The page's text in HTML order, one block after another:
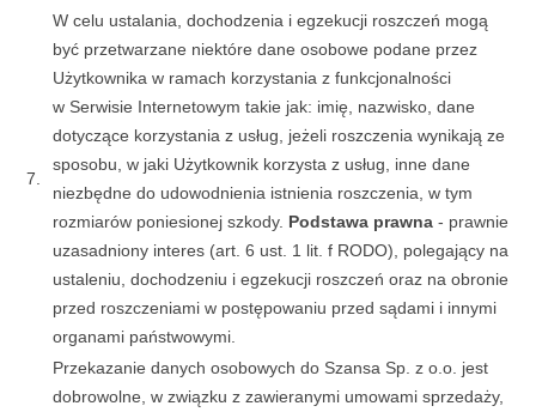
7.
W celu ustalania, dochodzenia i egzekucji roszczeń mogą
być przetwarzane niektóre dane osobowe podane przez
Użytkownika w ramach korzystania z funkcjonalności
w Serwisie Internetowym takie jak: imię, nazwisko, dane
dotyczące korzystania z usług, jeżeli roszczenia wynikają ze
sposobu, w jaki Użytkownik korzysta z usług, inne dane
niezbędne do udowodnienia istnienia roszczenia, w tym
rozmiarów poniesionej szkody. Podstawa prawna - prawnie
uzasadniony interes (art. 6 ust. 1 lit. f RODO), polegający na
ustaleniu, dochodzeniu i egzekucji roszczeń oraz na obronie
przed roszczeniami w postępowaniu przed sądami i innymi
organami państwowymi.
Przekazanie danych osobowych do Szansa Sp. z o.o. jest
dobrowolne, w związku z zawieranymi umowami sprzedaży,